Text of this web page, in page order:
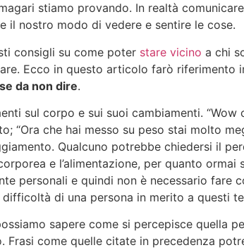
stiamo provando. In realtà
il nostro modo di vedere e sentire le cose.
consigli su come poter stare vicino a chi
Ecco in questo articolo farò riferimento
da non dire.
sul corpo e sui suoi cambiamenti. “Wow
“Ora che hai messo su peso stai molto
Qualcuno potrebbe chiedersi il
e l’alimentazione, per quanto ormai
personali e quindi non è necessario fare
di una persona in merito a questi
sapere come si percepisce quella
Frasi come quelle citate in precedenza